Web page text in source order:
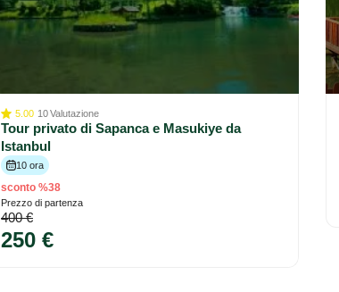
5.00 10Valutazione
Tour privato di Sapanca e Masukiye da
Istanbul
10 ora
sconto %38
Prezzo di partenza
400 €
250 €